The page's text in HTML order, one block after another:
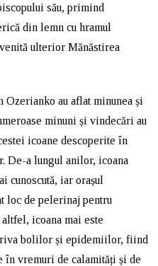
său, primind
din lemn cu hramul
ulterior Mănăstirea
au aflat minunea și
minuni și vindecări au
icoane descoperite în
De-a lungul anilor, icoana
cunoscută, iar orașul
loc de pelerinaj pentru
icoana mai este
bolilor și epidemiilor, fiind
în vremuri de calamități și de